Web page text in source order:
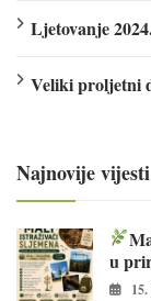
Ljetovanje
Veliki proljetni
Najnovije vijesti
u